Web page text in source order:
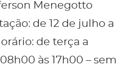
Menegotto
de 12 de julho a
de terça a
às 17h00 – sem